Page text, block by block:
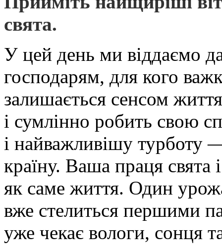
свята.
У цей день ми віддаємо
господарям, для кого
залишається сенсом
і сумлінно робить свою
і найважливішу турботу
країну. Ваша праця свята
як саме життя. Один
вже стелиться першими
уже чекає вологи, сонця